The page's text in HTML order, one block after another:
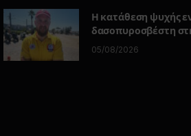
Η κατάθεση ψυχής
δασοπυροσβέστη
05/08/2026